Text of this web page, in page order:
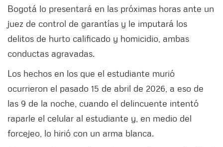
Bogotá lo presentará en las próximas horas ante un
juez de control de garantías y le imputará los
delitos de hurto calificado y homicidio, ambas
conductas agravadas.
Los hechos en los que el estudiante murió
ocurrieron el pasado 15 de abril de 2026, a eso de
las 9 de la noche, cuando el delincuente intentó
raparle el celular al estudiante y, en medio del
forcejeo, lo hirió con un arma blanca.